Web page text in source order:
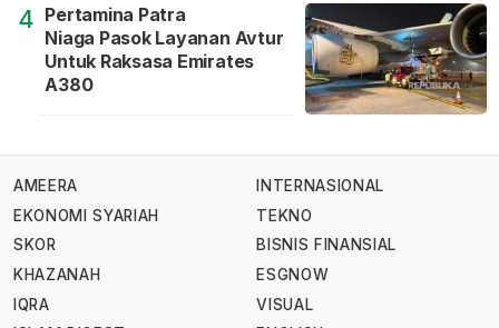
4 Pertamina Patra
Niaga Pasok Layanan Avtur
Untuk Raksasa Emirates
A380
AMEERA
EKONOMI SYARIAH
SKOR
KHAZANAH
IQRA
INTERNASIONAL
TEKNO
BISNIS FINANSIAL
ESGNOW
VISUAL